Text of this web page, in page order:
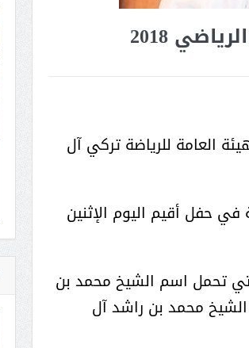
2018
العامة للرياضة تركي آل
في حفل أقيم اليوم الإثنين
آل الشيخ فوزه بجائزة الشخصية الرياضية لهذا العام 2018 التي تحمل اسم الشيخ محمد بن
الشيخ محمد بن راشد آل
الأميرة (نجود بنت هذلول ) .. ميراث
العطاء
.: